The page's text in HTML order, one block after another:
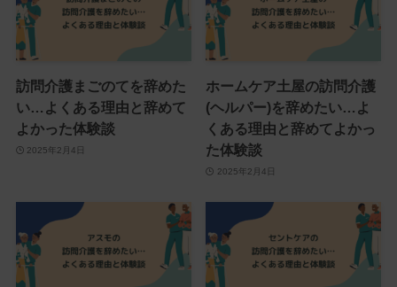
訪問介護まごのてを辞めた
い…よくある理由と辞めて
よかった体験談
2025年2月4日
ホームケア土屋の訪問介護
(ヘルパー)を辞めたい…よ
くある理由と辞めてよかっ
た体験談
2025年2月4日